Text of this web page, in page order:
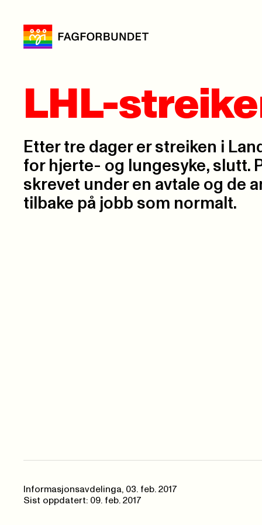
LHL-
Etter tre dager er streiken i
for hjerte- og lungesyke, slutt.
skrevet under en avtale og de
tilbake på jobb som normalt.
Informasjonsavdelinga, 03. feb. 2017
Sist oppdatert: 09. feb. 2017